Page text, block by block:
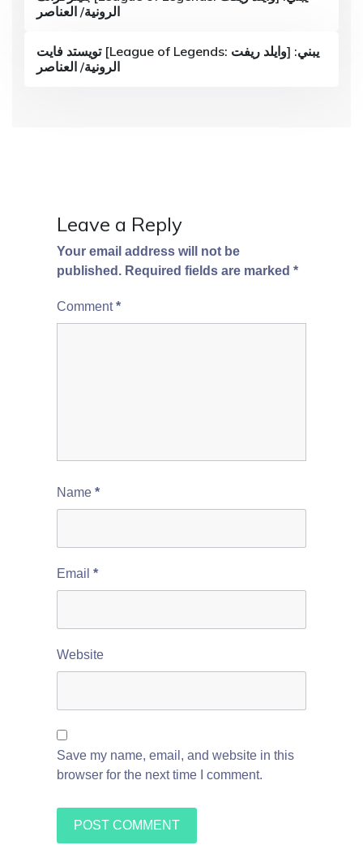
الرونية/ العناصر
تويستد فايت [League of Legends: وايلد ريفت] يبني:
الرونية/ العناصر
Leave a Reply
Your email address will not be
published. Required fields are marked *
Comment*
Name *
Email *
Website
Save my name, email, and website in this
browser for the next time I comment.